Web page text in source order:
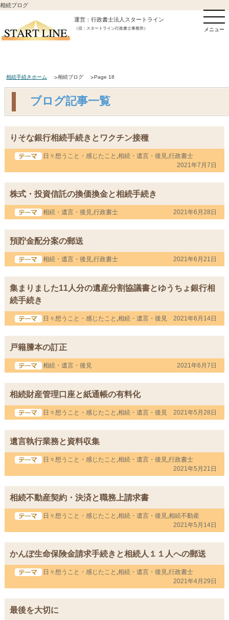
相続ブログ
運営：行政書士法人スタートライン
（旧：スタートライン行政書士事務所） メニュー
相続手続きホーム 相続ブログ Page 18
ブログ記事一覧
りそな銀行相続手続きとワクチン接種
日々想うこと・感じたこと ,相続・遺言・後見,行政書士
2021年7月7日
株式・投資信託の換価換金と相続手続き
相続・遺言・後見,行政書士 2021年6月28日
預貯金配分案の郵送
相続・遺言・後見,行政書士 2021年6月21日
集まりました11人分の遺産分割協議書とゆうちょ銀行相
続手続き
日々想うこと・感じたこと ,相続・遺言・後見 2021年6月14日
戸籍謄本の訂正
相続・遺言・後見 2021年6月7日
相続財産管理口座と紙通帳の有料化
日々想うこと・感じたこと ,相続・遺言・後見 2021年5月28日
遺言執行業務と資料収集
日々想うこと・感じたこと ,相続・遺言・後見,行政書士
2021年5月21日
相続不動産契約・決済と職務上請求書
日々想うこと・感じたこと ,相続・遺言・後見,相続不動産
2021年5月14日
かんぽ生命保険金請求手続きと相続人１１人への郵送
日々想うこと・感じたこと ,相続・遺言・後見,行政書士
2021年4月29日
最後を大切に